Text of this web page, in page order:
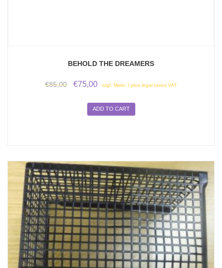
BEHOLD THE DREAMERS
€85,00
Original
€85,00.
€75,00
Current
is:
€75,00.
zzgl. Mwst. / plus legal taxes VAT
ADD TO CART